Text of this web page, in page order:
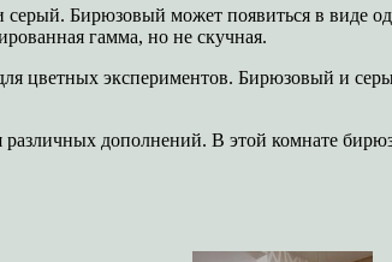
Бирюзовый может появиться в виде
гамма, но не скучная.
цветных экспериментов. Бирюзовый и
дополнений. В этой комнате